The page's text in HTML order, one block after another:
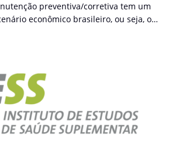
preventiva/corretiva tem um
econômico brasileiro, ou seja, o…